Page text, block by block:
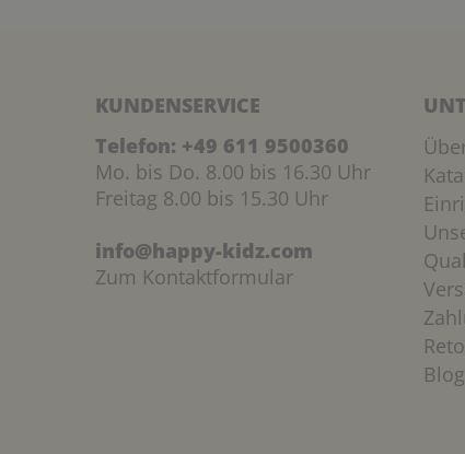
KUNDENSERVICE
Telefon: +49 611 9500360
Mo. bis Do. 8.00 bis 16.30 Uhr
Freitag 8.00 bis 15.30 Uhr
info@happy-kidz.com
Zum Kontaktformular
Blog